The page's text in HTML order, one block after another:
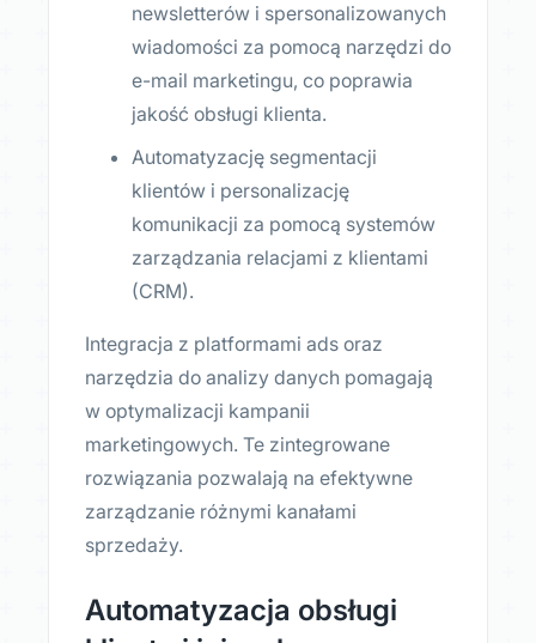
newsletterów i spersonalizowanych
wiadomości za pomocą narzędzi do
e-mail marketingu, co poprawia
jakość obsługi klienta.
Automatyzację segmentacji
klientów i personalizację
komunikacji za pomocą systemów
zarządzania relacjami z klientami
(CRM).
Integracja z platformami ads oraz
narzędzia do analizy danych pomagają
w optymalizacji kampanii
marketingowych. Te zintegrowane
rozwiązania pozwalają na efektywne
zarządzanie różnymi kanałami
sprzedaży.
Automatyzacja obsługi